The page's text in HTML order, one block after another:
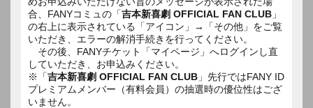
合、FANYコミュの「吉本新喜劇 OFFICIAL FAN CLUB 」
の右上に表示されている「アイコン」→「その他」をご覧
いただき、エラーの解消手続きを行ってください。
その後、FANYチケット「マイページ」へログインし直
していただき、お申込みください。
※「吉本新喜劇 OFFICIAL FAN CLUB 」先行ではFANY ID
プレミアムメンバー（有料会員）の抽選時の優位性はござ
いません。